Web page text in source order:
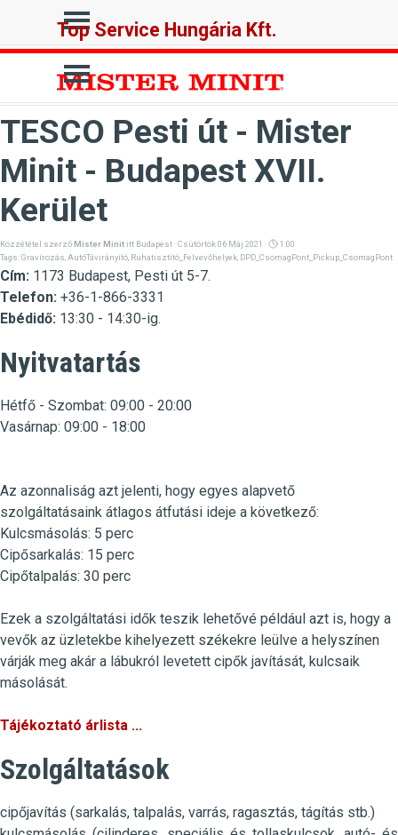
Ugrás a menüre
Top Service Hungária Kft.
Ugrás a menüre
TESCO Pesti út - Mister
Minit - Budapest XVII.
Kerület
Közzététel szerzőMister Minit itt Budapest · Csütörtök 06 Máj 2021 ·
1:00
Tags:Gravírozás AutóTávirányító Ruhatisztító_Felvevőhelyek DPD_CsomagPont_Pickup_CsomagPont
Cím: 1173 Budapest, Pesti út 5-7.
Telefon: +36-1-866-3331
Ebédidő: 13:30 - 14:30-ig.
Nyitvatartás
Hétfő - Szombat: 09:00 - 20:00
Vasárnap: 09:00 - 18:00
Az azonnaliság azt jelenti, hogy egyes alapvető
szolgáltatásaink átlagos átfutási ideje a következő:
Kulcsmásolás: 5 perc
Cipősarkalás: 15 perc
Cipőtalpalás: 30 perc
Ezek a szolgáltatási idők teszik lehetővé például azt is, hogy a
vevők az üzletekbe kihelyezett székekre leülve a helyszínen
várják meg akár a lábukról levetett cipők javítását, kulcsaik
másolását.
Tájékoztató árlista ...
Szolgáltatások
cipőjavítás (sarkalás, talpalás, varrás, ragasztás, tágítás stb.)